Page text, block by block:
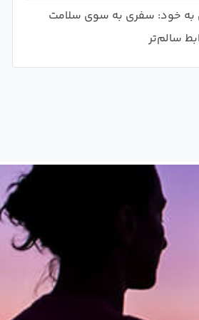
خود: سفری به سوی سلامت
سالم‌تر